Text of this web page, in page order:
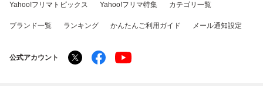
Yahoo!フリマトピックス Yahoo!フリマ特集 カテゴリ一覧
ブランド一覧 ランキング かんたんご利用ガイド メール通知設定
公式アカウント